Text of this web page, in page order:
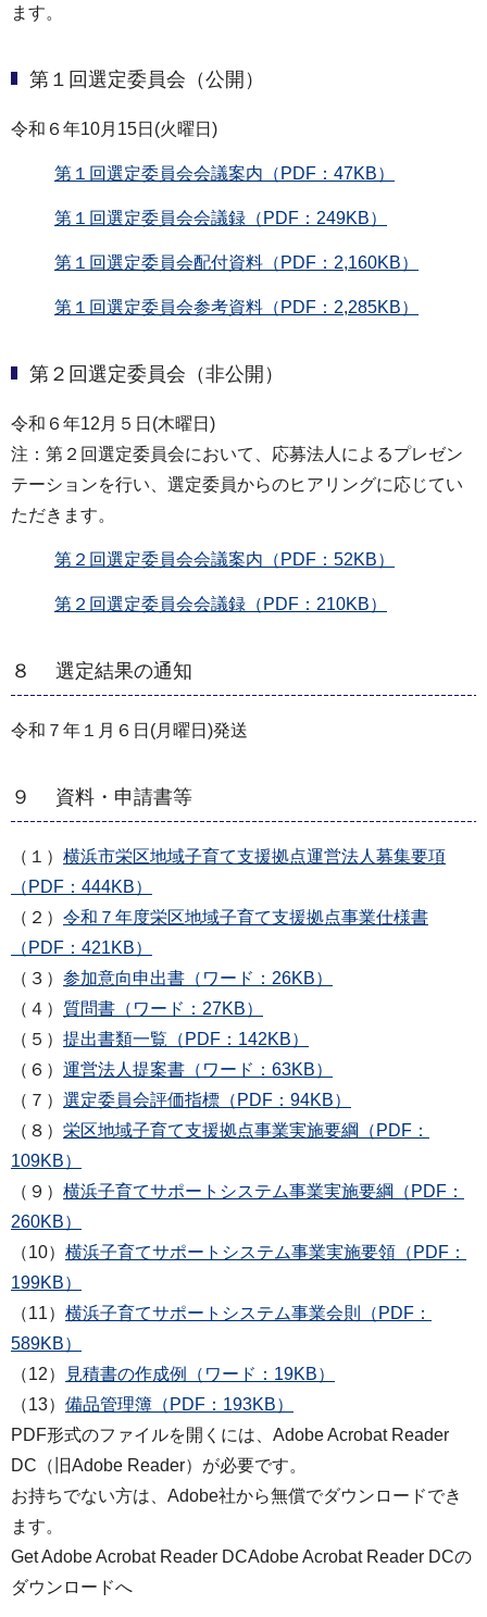
ます。
第１回選定委員会（公開）
令和６年10月15日(火曜日)
第１回選定委員会会議案内（PDF：47KB）
第１回選定委員会会議録（PDF：249KB）
第１回選定委員会配付資料（PDF：2,160KB）
第１回選定委員会参考資料（PDF：2,285KB）
第２回選定委員会（非公開）
令和６年12月５日(木曜日)
注：第２回選定委員会において、応募法人によるプレゼン
テーションを行い、選定委員からのヒアリングに応じてい
ただきます。
第２回選定委員会会議案内（PDF：52KB）
第２回選定委員会会議録（PDF：210KB）
８ 選定結果の通知
令和７年１月６日(月曜日)発送
９ 資料・申請書等
（１） 横浜市栄区地域子育て支援拠点運営法人募集要項
（PDF：444KB）
（２） 令和７年度栄区地域子育て支援拠点事業仕様書
（PDF：421KB）
（３） 参加意向申出書（ワード：26KB）
（４） 質問書（ワード：27KB）
（５） 提出書類一覧（PDF：142KB）
（６） 運営法人提案書（ワード：63KB）
（７） 選定委員会評価指標（PDF：94KB）
（８） 栄区地域子育て支援拠点事業実施要綱（PDF：
109KB）
（９） 横浜子育てサポートシステム事業実施要綱（PDF：
260KB）
（10） 横浜子育てサポートシステム事業実施要領（PDF：
199KB）
（11） 横浜子育てサポートシステム事業会則（PDF：
589KB）
（12）
見積書の作成例（ワード：19KB）
（13） 備品管理簿（PDF：193KB）
PDF形式のファイルを開くには、Adobe Acrobat Reader
DC（旧Adobe Reader）が必要です。
お持ちでない方は、Adobe社から無償でダウンロードでき
ます。
Get Adobe Acrobat Reader DCAdobe Acrobat Reader DCの
ダウンロードへ